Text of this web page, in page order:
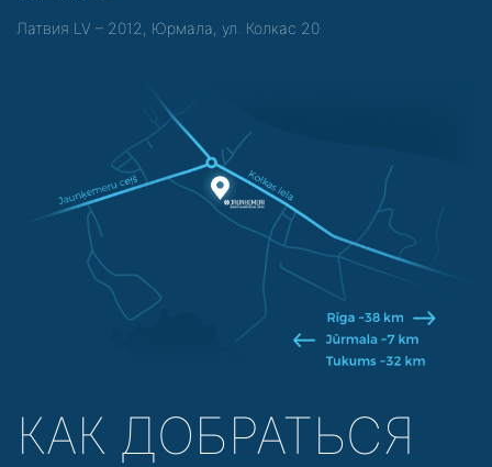
Латвия LV – 2012, Юрмала, ул. Колкас 20
КАК ДОБРАТЬСЯ